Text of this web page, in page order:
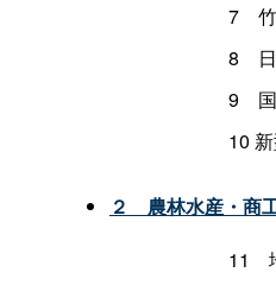
7 竹
8 日
9 国
10
２ 農林水産・商
11